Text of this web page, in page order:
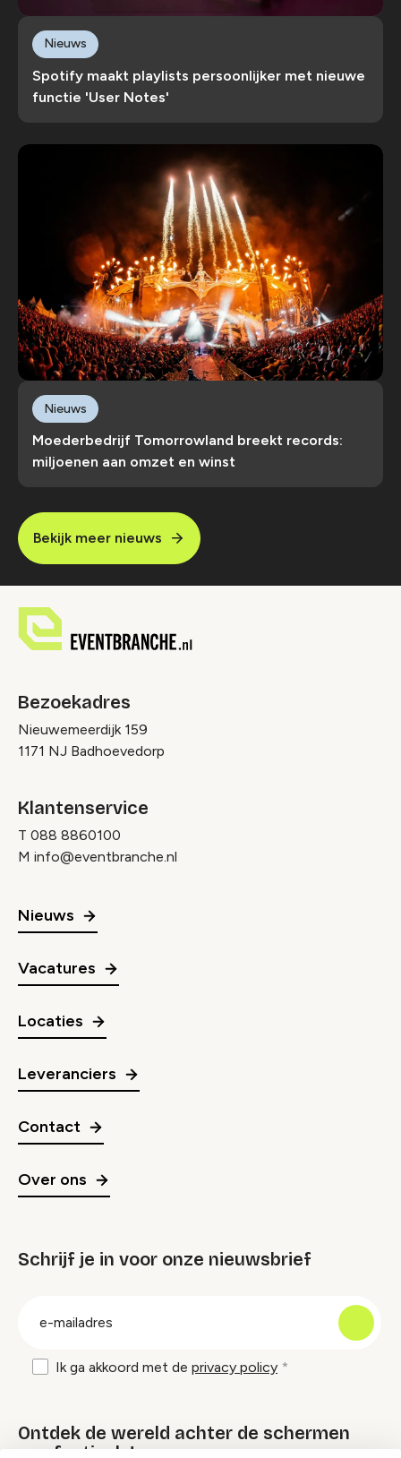
Spotify maakt playlists persoonlijker met nieuwe
functie 'User Notes'
Nieuws
Moederbedrijf Tomorrowland breekt records:
miljoenen aan omzet en winst
Nieuws
Bekijk meer nieuws
Bezoekadres
Nieuwemeerdijk 159
1171 NJ Badhoevedorp
Klantenservice
T 088 8860100
M info@eventbranche.nl
Nieuws
Vacatures
Locaties
Leveranciers
Contact
Over ons
Schrijf je in voor onze nieuwsbrief
Ik ga akkoord met de privacy policy
Ontdek de wereld achter de schermen
van festivals!